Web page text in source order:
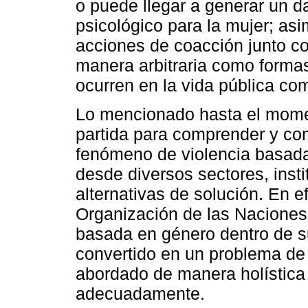
o puede llegar a generar un
psicológico para la mujer;
acciones de coacción junto
manera arbitraria como
ocurren en la vida pública
Lo mencionado hasta el
partida para comprender y
fenómeno de violencia
desde diversos sectores,
alternativas de solución. En
Organización de las
basada en género dentro de
convertido en un problema
abordado de manera
adecuadamente.